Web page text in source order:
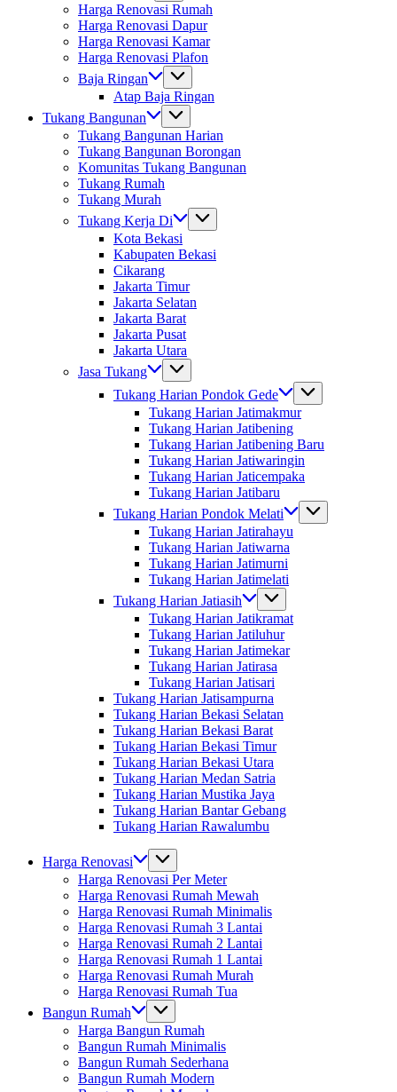
Harga Renovasi Rumah
Harga Renovasi Dapur
Harga Renovasi Kamar
Harga Renovasi Plafon
Baja Ringan
Atap Baja Ringan
Tukang Bangunan
Tukang Bangunan Harian
Tukang Bangunan Borongan
Komunitas Tukang Bangunan
Tukang Rumah
Tukang Murah
Tukang Kerja Di
Kota Bekasi
Kabupaten Bekasi
Cikarang
Jakarta Timur
Jakarta Selatan
Jakarta Barat
Jakarta Pusat
Jakarta Utara
Jasa Tukang
Tukang Harian Pondok Gede
Tukang Harian Jatimakmur
Tukang Harian Jatibening
Tukang Harian Jatibening Baru
Tukang Harian Jatiwaringin
Tukang Harian Jaticempaka
Tukang Harian Jatibaru
Tukang Harian Pondok Melati
Tukang Harian Jatirahayu
Tukang Harian Jatiwarna
Tukang Harian Jatimurni
Tukang Harian Jatimelati
Tukang Harian Jatiasih
Tukang Harian Jatikramat
Tukang Harian Jatiluhur
Tukang Harian Jatimekar
Tukang Harian Jatirasa
Tukang Harian Jatisari
Tukang Harian Jatisampurna
Tukang Harian Bekasi Selatan
Tukang Harian Bekasi Barat
Tukang Harian Bekasi Timur
Tukang Harian Bekasi Utara
Tukang Harian Medan Satria
Tukang Harian Mustika Jaya
Tukang Harian Bantar Gebang
Tukang Harian Rawalumbu
Harga Renovasi
Harga Renovasi Per Meter
Harga Renovasi Rumah Mewah
Harga Renovasi Rumah Minimalis
Harga Renovasi Rumah 3 Lantai
Harga Renovasi Rumah 2 Lantai
Harga Renovasi Rumah 1 Lantai
Harga Renovasi Rumah Murah
Harga Renovasi Rumah Tua
Bangun Rumah
Harga Bangun Rumah
Bangun Rumah Minimalis
Bangun Rumah Sederhana
Bangun Rumah Modern